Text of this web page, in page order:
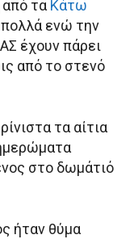
τα Κάτω
πολλά ενώ την
έχουν πάρει
από το στενό
τα αίτια
στο δωμάτιό
ήταν θύμα